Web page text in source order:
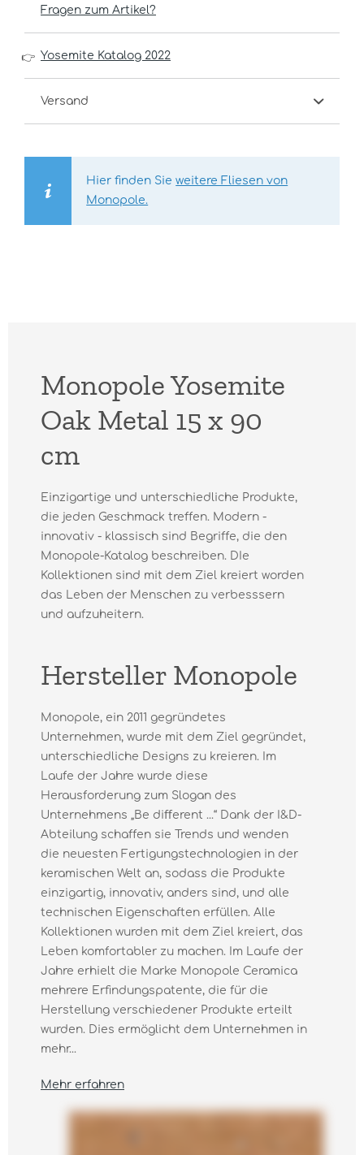
Fragen zum Artikel?
👉 Yosemite Katalog 2022
Versand
Hier finden Sieweitere Fliesen von
Monopole.
Monopole Yosemite
Oak Metal 15 x 90
cm
Einzigartige und unterschiedliche Produkte,
die jeden Geschmack treffen. Modern -
innovativ - klassisch sind Begriffe, die den
Monopole-Katalog beschreiben. DIe
Kollektionen sind mit dem Ziel kreiert worden
das Leben der Menschen zu verbesssern
und aufzuheitern.
Hersteller Monopole
Monopole, ein 2011 gegründetes
Unternehmen, wurde mit dem Ziel gegründet,
unterschiedliche Designs zu kreieren. Im
Laufe der Jahre wurde diese
Herausforderung zum Slogan des
Unternehmens „Be diﬀerent ...“ Dank der I&D-
Abteilung schaffen sie Trends und wenden
die neuesten Fertigungstechnologien in der
keramischen Welt an, sodass die Produkte
einzigartig, innovativ, anders sind, und alle
technischen Eigenschaften erfüllen. Alle
Kollektionen wurden mit dem Ziel kreiert, das
Leben komfortabler zu machen. Im Laufe der
Jahre erhielt die Marke Monopole Ceramica
mehrere Erfindungspatente, die für die
Herstellung verschiedener Produkte erteilt
wurden. Dies ermöglicht dem Unternehmen in
mehr...
Mehr erfahren